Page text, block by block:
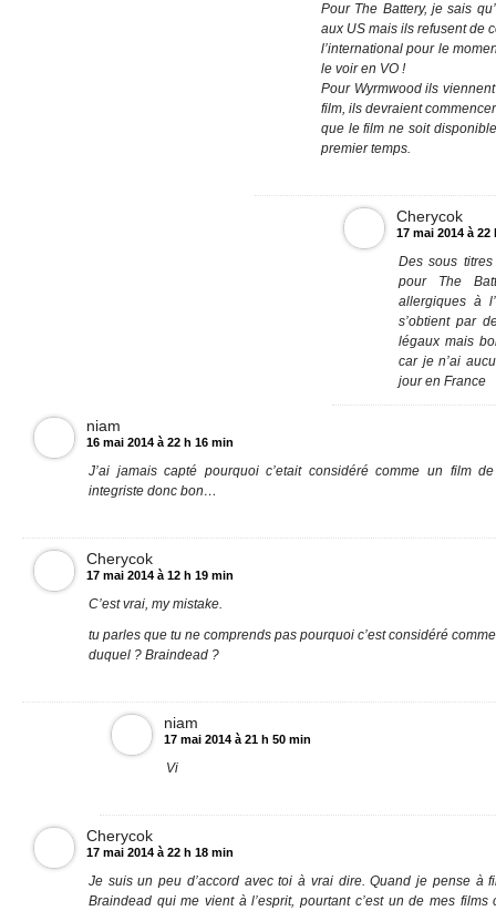
Pour The Battery, je sais
aux US mais ils refusent de
l’international pour le
le voir en VO !
Pour Wyrmwood ils
film, ils devraient
que le film ne soit
premier temps.
Cherycok
17 mai 2014 à 22
Des sous
pour The
allergiques à
s’obtient par
légaux mais
car je n’ai
jour en France
niam
16 mai 2014 à 22 h 16 min
J’ai jamais capté pourquoi c’etait considéré comme un film
integriste donc bon…
Cherycok
17 mai 2014 à 12 h 19 min
C’est vrai, my mistake.
tu parles que tu ne comprends pas pourquoi c’est considéré
duquel ? Braindead ?
niam
17 mai 2014 à 21 h 50 min
Vi
Cherycok
17 mai 2014 à 22 h 18 min
Je suis un peu d’accord avec toi à vrai dire. Quand je pense à
Braindead qui me vient à l’esprit, pourtant c’est un de mes films